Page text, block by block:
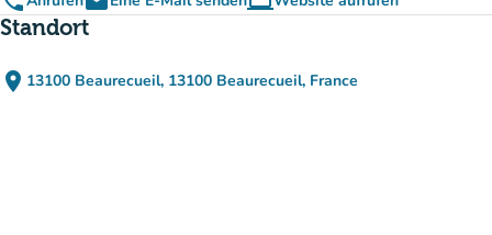
(new tab)
Standort
place 13100 Beaurecueil, 13100 Beaurecueil, France
(in Google Maps öffnen)
(new tab)